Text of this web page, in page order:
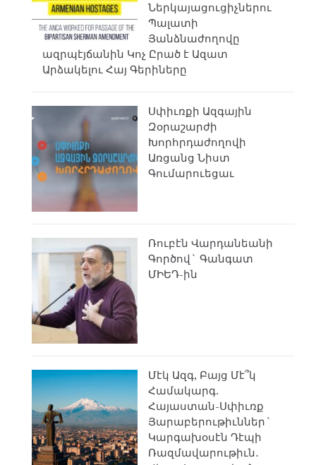
Ներկայացուցիչներու
Պալատի
Յանձնաժողովը
ազրպէյճանին Կոչ Ըրած է Ազատ
Արձակելու Հայ Գերիները
Սփիւռքի Ազգային
Զօրաշարժի
Խորհրդաժողովի
Առցանց Նիստ
Գումարուեցաւ
Ռուբէն Վարդանեանի
Գործով` Գանգատ
ՄԻԵԴ-ին
Մէկ Ազգ, Բայց Մէ՞կ
Համակարգ.
Հայաստան-Սփիւռք
Յարաբերութիւններ`
Կարգախօսէն Դէպի
Ռազմավարութիւն․